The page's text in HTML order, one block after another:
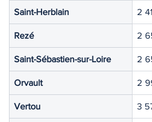
Saint-Herblain 2
Rezé 2
Saint-Sébastien-sur-Loire 2
Orvault 2
Vertou 3